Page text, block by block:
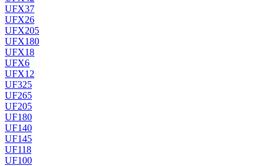
UFX37
UFX26
UFX205
UFX180
UFX18
UFX6
UFX12
UF325
UF265
UF205
UF180
UF140
UF145
UF118
UF100